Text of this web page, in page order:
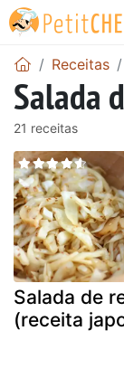
Receitas
Salada
21 receitas
Salada de
(receita